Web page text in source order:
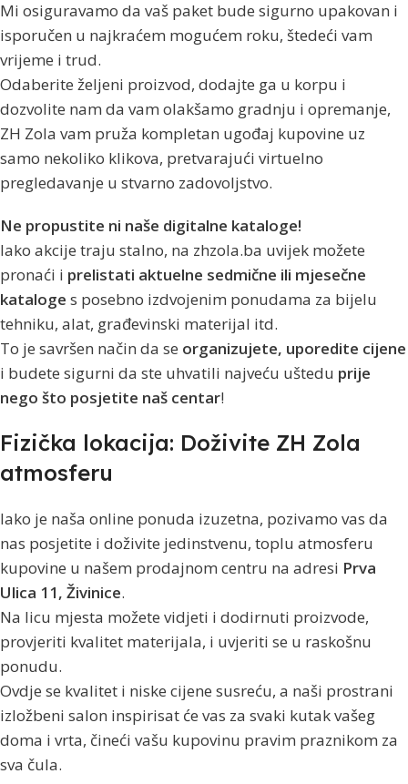
Mi osiguravamo da vaš paket bude sigurno upakovan i
isporučen u najkraćem mogućem roku, štedeći vam
vrijeme i trud.
Odaberite željeni proizvod, dodajte ga u korpu i
dozvolite nam da vam olakšamo gradnju i opremanje,
ZH Zola vam pruža kompletan ugođaj kupovine uz
samo nekoliko klikova, pretvarajući virtuelno
pregledavanje u stvarno zadovoljstvo.
Ne propustite ni naše digitalne kataloge!
Iako akcije traju stalno, na zhzola.ba uvijek možete
pronaći i prelistati aktuelne sedmične ili mjesečne
kataloge s posebno izdvojenim ponudama za bijelu
tehniku, alat, građevinski materijal itd.
To je savršen način da se organizujete, uporedite cijene
i budete sigurni da ste uhvatili najveću uštedu prije
nego što posjetite naš centar!
Fizička lokacija: Doživite ZH Zola
atmosferu
Iako je naša online ponuda izuzetna, pozivamo vas da
nas posjetite i doživite jedinstvenu, toplu atmosferu
kupovine u našem prodajnom centru na adresi Prva
Ulica 11, Živinice.
Na licu mjesta možete vidjeti i dodirnuti proizvode,
provjeriti kvalitet materijala, i uvjeriti se u raskošnu
ponudu.
Ovdje se kvalitet i niske cijene susreću, a naši prostrani
izložbeni salon inspirisat će vas za svaki kutak vašeg
doma i vrta, čineći vašu kupovinu pravim praznikom za
sva čula.